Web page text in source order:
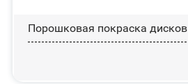
Порошковая покраска дисков